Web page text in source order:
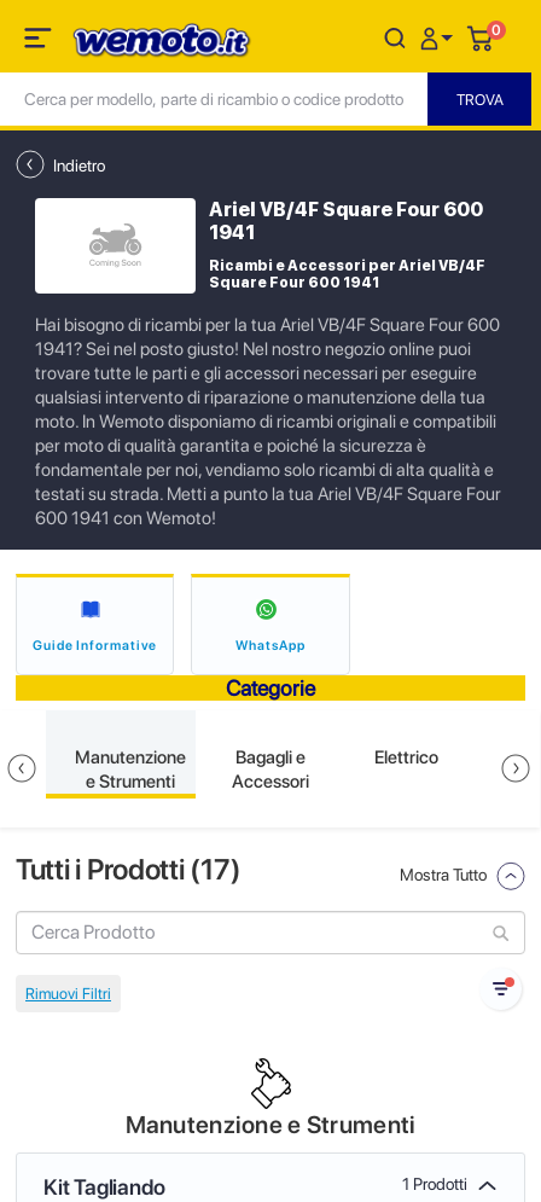
0
Indietro
Ariel VB/4F Square Four 600
1941
Ricambi e Accessori per Ariel VB/4F
Square Four 600 1941
Hai bisogno di ricambi per la tua Ariel VB/4F Square Four 600
1941? Sei nel posto giusto! Nel nostro negozio online puoi
trovare tutte le parti e gli accessori necessari per eseguire
qualsiasi intervento di riparazione o manutenzione della tua
moto. In Wemoto disponiamo di ricambi originali e compatibili
per moto di qualità garantita e poiché la sicurezza è
fondamentale per noi, vendiamo solo ricambi di alta qualità e
testati su strada. Metti a punto la tua Ariel VB/4F Square Four
600 1941 con Wemoto!
Guide Informative WhatsApp
Categorie
Manutenzione
e Strumenti
Bagagli e
Accessori
Elettrico
Tutti i Prodotti (17) Mostra Tutto
Manutenzione e Strumenti
Kit Tagliando 1 Prodotti